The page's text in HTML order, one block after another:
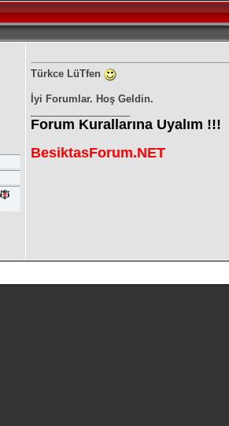
Türkce LüTfen
İyi Forumlar. Hoş Geldin.
Forum Kurallarına Uyalım !!!
BesiktasForum.NET